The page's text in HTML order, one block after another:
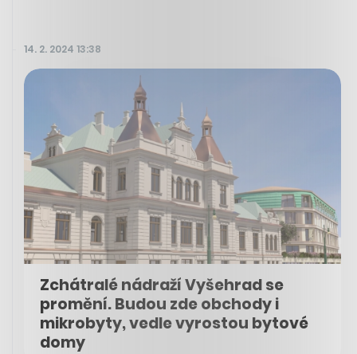
14. 2. 2024 13:38
Zchátralé nádraží Vyšehrad se
promění. Budou zde obchody i
mikrobyty, vedle vyrostou bytové
domy